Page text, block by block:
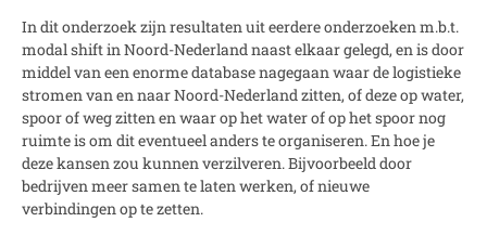
In dit onderzoek zijn resultaten uit eerdere onderzoeken m.b.t.
modal shift in Noord-Nederland naast elkaar gelegd, en is door
middel van een enorme database nagegaan waar de logistieke
stromen van en naar Noord-Nederland zitten, of deze op water,
spoor of weg zitten en waar op het water of op het spoor nog
ruimte is om dit eventueel anders te organiseren. En hoe je
deze kansen zou kunnen verzilveren. Bijvoorbeeld door
bedrijven meer samen te laten werken, of nieuwe
verbindingen op te zetten.